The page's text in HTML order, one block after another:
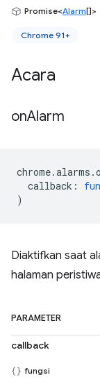
Promise<Alarm[]>
Chrome 91+
Acara
onAlarm
chrome.alarms .
callback :
)
Diaktifkan saat
halaman
PARAMETER
callback
fungsi